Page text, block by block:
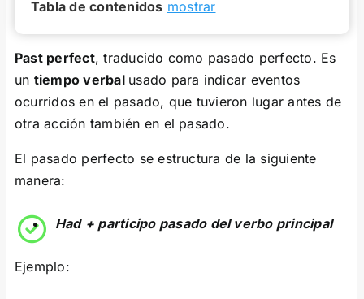
Tabla de contenidos mostrar
Past perfect, traducido como pasado perfecto. Es
un tiempo verbal usado para indicar eventos
ocurridos en el pasado, que tuvieron lugar antes de
otra acción también en el pasado.
El pasado perfecto se estructura de la siguiente
manera:
Had + participo pasado del verbo principal
Ejemplo: